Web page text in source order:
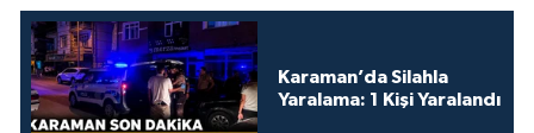
Karaman’da Silahla
Yaralama: 1 Kişi Yaralandı